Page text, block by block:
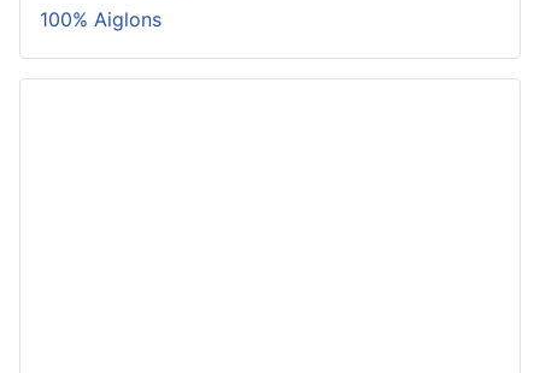
100% Aiglons